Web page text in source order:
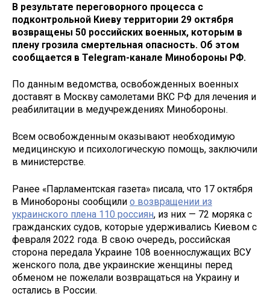
В результате переговорного процесса с
подконтрольной Киеву территории 29 октября
возвращены 50 российских военных, которым в
плену грозила смертельная опасность. Об этом
сообщается в Telegram-канале Минобороны РФ.
По данным ведомства, освобожденных военных
доставят в Москву самолетами ВКС РФ для лечения и
реабилитации в медучреждениях Минобороны.
Всем освобожденным оказывают необходимую
медицинскую и психологическую помощь, заключили
в министерстве.
Ранее «Парламентская газета» писала, что 17 октября
в Минобороны сообщили о возвращении из
украинского плена 110 россиян, из них — 72 моряка с
гражданских судов, которые удерживались Киевом с
февраля 2022 года. В свою очередь, российская
сторона передала Украине 108 военнослужащих ВСУ
женского пола, две украинские женщины перед
обменом не пожелали возвращаться на Украину и
остались в России.